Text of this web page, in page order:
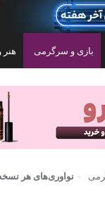
بازی و سرگرمی هنر
نان نوآوری‌های هر